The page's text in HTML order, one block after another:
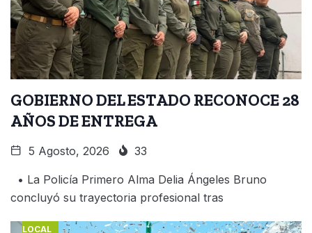
GOBIERNO DEL ESTADO RECONOCE 28
AÑOS DE ENTREGA
5 Agosto, 2026 33
• La Policía Primero Alma Delia Ángeles Bruno
concluyó su trayectoria profesional tras
LOCAL